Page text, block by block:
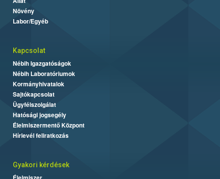
Növény
Labor/Egyéb
Kapcsolat
Nébih Igazgatóságok
Nébih Laboratóriumok
Kormányhivatalok
Sajtókapcsolat
Ügyfélszolgálat
Hatósági jogsegély
Élelmiszermentő Központ
Hírlevél feliratkozás
Gyakori kérdések